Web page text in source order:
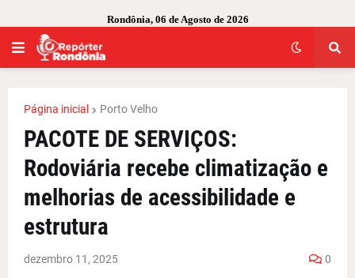
Rondônia, 06 de Agosto de 2026
Página inicial Porto Velho
PACOTE DE SERVIÇOS:
Rodoviária recebe climatização e
melhorias de acessibilidade e
estrutura
dezembro 11, 2025 0